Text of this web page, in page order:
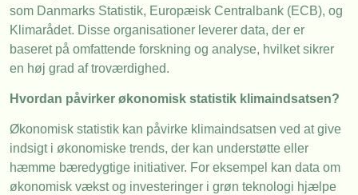
som Danmarks Statistik, Europæisk Centralbank (ECB), og
Klimarådet. Disse organisationer leverer data, der er
baseret på omfattende forskning og analyse, hvilket sikrer
en høj grad af troværdighed.
Hvordan påvirker økonomisk statistik klimaindsatsen?
Økonomisk statistik kan påvirke klimaindsatsen ved at give
indsigt i økonomiske trends, der kan understøtte eller
hæmme bæredygtige initiativer. For eksempel kan data om
økonomisk vækst og investeringer i grøn teknologi hjælpe